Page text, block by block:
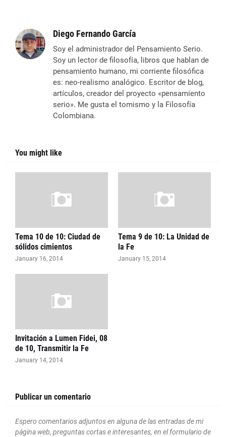
Diego Fernando García
Soy el administrador del Pensamiento Serio.
Soy un lector de filosofía, libros que hablan de
pensamiento humano, mi corriente filosófica
es: neo-realismo analógico. Escritor de blog,
artículos, creador del proyecto «pensamiento
serio». Me gusta el tomismo y la Filosofía
Colombiana.
You might like
Tema 10 de 10: Ciudad de
sólidos cimientos
January 16, 2014
Tema 9 de 10: La Unidad de
la Fe
January 15, 2014
Invitación a Lumen Fidei, 08
de 10, Transmitir la Fe
January 14, 2014
Publicar un comentario
Espero comentarios adjuntos en alguna de las entradas de mi
página web, preguntas cortas e interesantes, en el formulario de